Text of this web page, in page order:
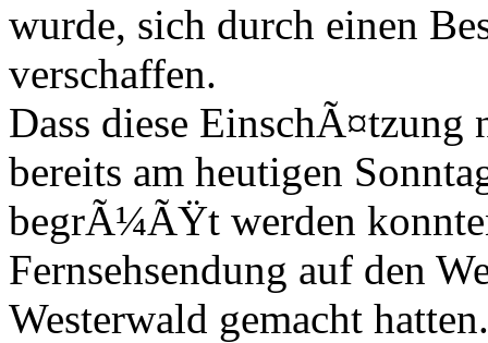
wurde, sich durch einen
verschaffen.
Dass diese EinschÃ¤tzung
bereits am heutigen
begrÃ¼ÃŸt werden
Fernsehsendung auf den
Westerwald gemacht